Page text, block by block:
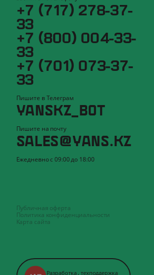
+7 (717) 278-37-
33
+7 (800) 004-33-
33
+7 (701) 073-37-
33
Пишите в Телеграм
YANSKZ_BOT
Пишите на почту
SALES@YANS.KZ
Ежедневно с 09:00 до 18:00
Публичная оферта
Политика конфиденциальности
Карта сайта
Разработка,техподдержка